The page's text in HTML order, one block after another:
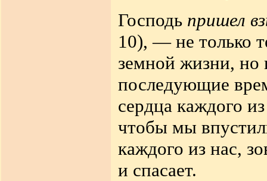
Господь пришел
10), — не только
земной жизни, но
последующие
сердца каждого
чтобы мы
каждого из нас,
и спасает.